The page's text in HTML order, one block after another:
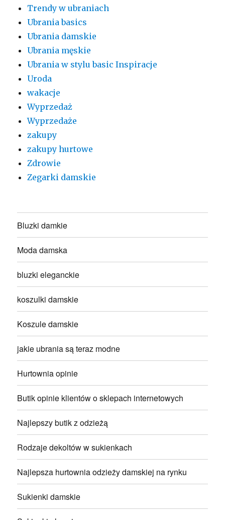
Trendy w ubraniach
Ubrania basics
Ubrania damskie
Ubrania męskie
Ubrania w stylu basic Inspiracje
Uroda
wakacje
Wyprzedaż
Wyprzedaże
zakupy
zakupy hurtowe
Zdrowie
Zegarki damskie
Bluzki damkie
Moda damska
bluzki eleganckie
koszulki damskie
Koszule damskie
jakie ubrania są teraz modne
Hurtownia opinie
Butik opinie klientów o sklepach internetowych
Najlepszy butik z odzieżą
Rodzaje dekoltów w sukienkach
Najlepsza hurtownia odzieży damskiej na rynku
Sukienki damskie